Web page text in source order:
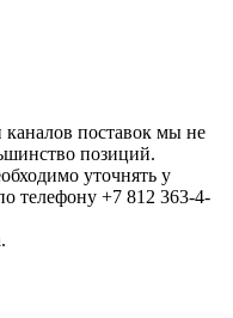
каналов поставок мы не
позиций.
уточнять у
телефону +7 812 363-4-